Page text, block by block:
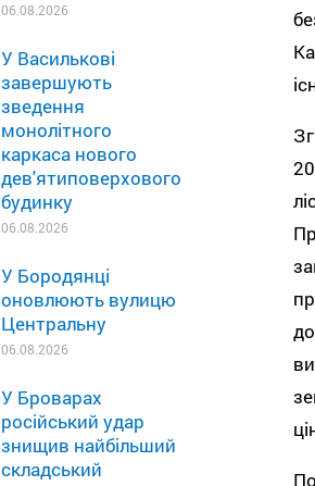
06.08.2026
У Василькові
завершують
зведення
монолітного
каркаса нового
дев'ятиповерхового
будинку
06.08.2026
У Бородянці
оновлюють вулицю
Центральну
06.08.2026
У Броварах
російський удар
знищив найбільший
складський